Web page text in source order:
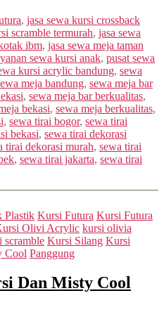
, jasa sewa kursi crossback
scramble termurah, jasa sewa
ibm, jasa sewa meja taman
sewa kursi anak, pusat sewa
kursi acrylic bandung, sewa
meja bandung, sewa meja bar
, sewa meja bar berkualitas,
bekasi, sewa meja berkualitas,
, sewa tirai bogor, sewa tirai
bekasi, sewa tirai dekorasi
tirai dekorasi murah, sewa tirai
, sewa tirai jakarta, sewa tirai
Plastik Kursi Futura Kursi Futura
Olivi Acrylic kursi olivia
scramble Kursi Silang Kursi
Cool Panggung
Dan Misty Cool